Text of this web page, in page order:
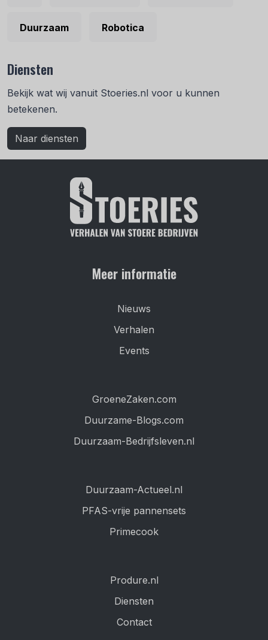
Duurzaam Robotica
Diensten
Bekijk wat wij vanuit Stoeries.nl voor u kunnen
betekenen.
Naar diensten
Meer informatie
Nieuws
Verhalen
Events
GroeneZaken.com
Duurzame-Blogs.com
Duurzaam-Bedrijfsleven.nl
Duurzaam-Actueel.nl
PFAS-vrije pannensets
Primecook
Produre.nl
Diensten
Contact